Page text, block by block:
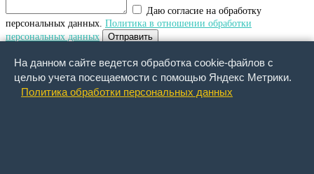
Даю согласие на обработку
персональных данных. Политика в отношении обработки
персональных данных
Отправить
Обратный звонок
Ваше имя:
На данном сайте ведется обработка cookie-файлов с
целью учета посещаемости с помощью Яндекс Метрики.
Политика обработки персональных данных